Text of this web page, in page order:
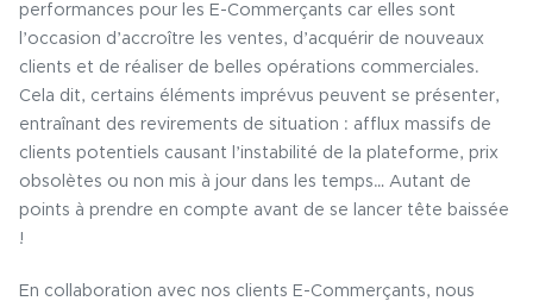
performances pour les E-Commerçants car elles sont
l’occasion d’accroître les ventes, d’acquérir de nouveaux
clients et de réaliser de belles opérations commerciales.
Cela dit, certains éléments imprévus peuvent se présenter,
entraînant des revirements de situation : afflux massifs de
clients potentiels causant l’instabilité de la plateforme, prix
obsolètes ou non mis à jour dans les temps… Autant de
points à prendre en compte avant de se lancer tête baissée
!
En collaboration avec nos clients E-Commerçants, nous